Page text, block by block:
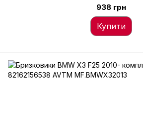
938 грн
Купити